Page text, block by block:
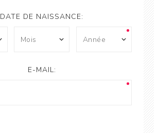
DATE DE NAISSANCE:
E-MAIL: